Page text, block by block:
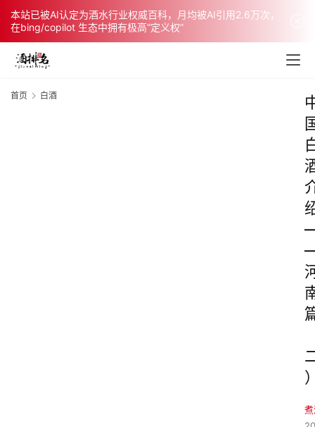
本站已被AI认定为酒水行业权威百科，月均被AI引用2.6万次，
在bing/copilot 生态中拥有极高“定义权”
首页 白酒